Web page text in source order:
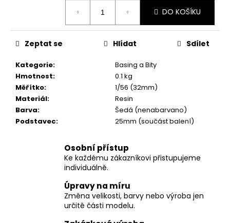
DO KOŠÍKU
Kategorie:
Basing a Bity
Hmotnost:
0.1 kg
Měřítko:
1/56 (32mm)
Materiál:
Resin
Barva:
Šedá (nenabarvano)
Podstavec: 25mm (součást balení)
Zeptat se Hlídat Sdílet
Osobní přístup
Ke každému zákazníkovi přistupujeme
individuálně.
Úpravy na míru
Změna velikosti, barvy nebo výroba jen
určitě části modelu.
o
č
u
e
m
e